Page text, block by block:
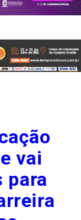
vai
para